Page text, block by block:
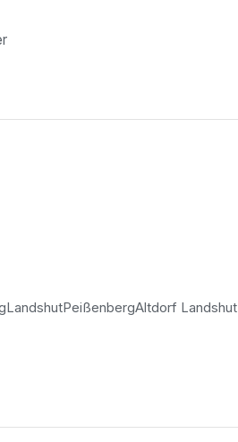
LandshutPeißenbergAltdorf Landshut